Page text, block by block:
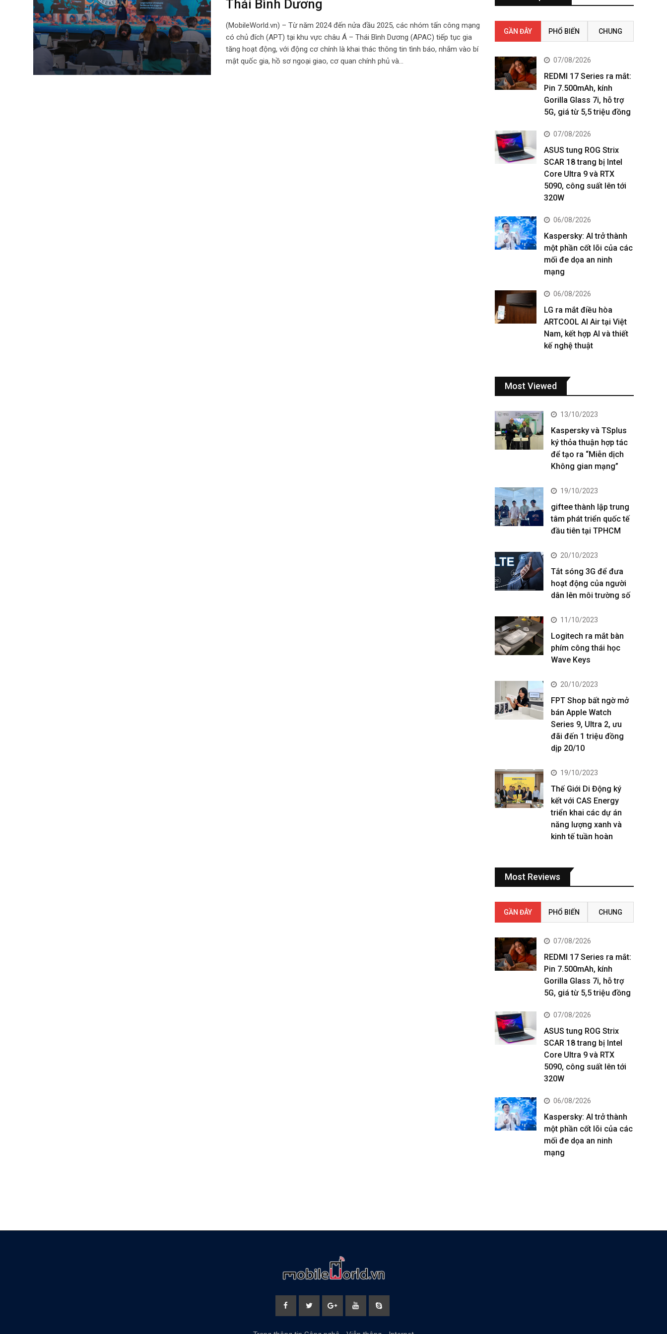
Thái Bình Dương
(MobileWorld.vn) – Từ năm 2024 đến nửa đầu 2025, các nhóm tấn công mạng
có chủ đích (APT) tại khu vực châu Á – Thái Bình Dương (APAC) tiếp tục gia
tăng hoạt động, với động cơ chính là khai thác thông tin tình báo, nhắm vào bí
mật quốc gia, hồ sơ ngoại giao, cơ quan chính phủ và…
GẦN ĐÂY PHỔ BIẾN CHUNG
07/08/2026
REDMI 17 Series ra mắt:
Pin 7.500mAh, kính
Gorilla Glass 7i, hỗ trợ
5G, giá từ 5,5 triệu đồng
07/08/2026
ASUS tung ROG Strix
SCAR 18 trang bị Intel
Core Ultra 9 và RTX
5090, công suất lên tới
320W
06/08/2026
Kaspersky: AI trở thành
một phần cốt lõi của các
mối đe dọa an ninh
mạng
06/08/2026
LG ra mắt điều hòa
ARTCOOL AI Air tại Việt
Nam, kết hợp AI và thiết
kế nghệ thuật
Most Viewed
13/10/2023
Kaspersky và TSplus
ký thỏa thuận hợp tác
để tạo ra “Miễn dịch
Không gian mạng”
19/10/2023
giftee thành lập trung
tâm phát triển quốc tế
đầu tiên tại TPHCM
20/10/2023
Tắt sóng 3G để đưa
hoạt động của người
dân lên môi trường số
11/10/2023
Logitech ra mắt bàn
phím công thái học
Wave Keys
20/10/2023
FPT Shop bất ngờ mở
bán Apple Watch
Series 9, Ultra 2, ưu
đãi đến 1 triệu đồng
dịp 20/10
19/10/2023
Thế Giới Di Động ký
kết với CAS Energy
triển khai các dự án
năng lượng xanh và
kinh tế tuần hoàn
Most Reviews
GẦN ĐÂY PHỔ BIẾN CHUNG
07/08/2026
REDMI 17 Series ra mắt:
Pin 7.500mAh, kính
Gorilla Glass 7i, hỗ trợ
5G, giá từ 5,5 triệu đồng
07/08/2026
ASUS tung ROG Strix
SCAR 18 trang bị Intel
Core Ultra 9 và RTX
5090, công suất lên tới
320W
06/08/2026
Kaspersky: AI trở thành
một phần cốt lõi của các
mối đe dọa an ninh
mạng